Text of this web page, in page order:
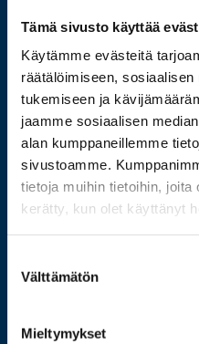
Tämä sivusto käyttää
Käytämme evästeitä
räätälöimiseen,
tukemiseen ja
jaamme sosiaalisen
alan kumppaneillemme
sivustoamme.
tietoja muihin tietoihin, joita
kerätty, kun olet käyttänyt
valinta
Välttämätön
Mieltymykset
029 449